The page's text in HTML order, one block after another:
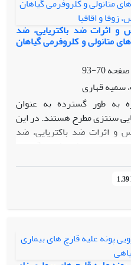
نظر ازترکیب 106 ماده تشکیل شده است که 15 ترکیب نماینده
مهمترین ترکیبات اصلی شناسایی
شده در اسانس عبارت از: آلفا- توجن (21/2%)کامفن (38/2%)،
و اثرات ضد باکتریایی، ضد
متانولی و کلروفرمی گیاهان
70-93
سمیه قهاری
به طور گسترده به عنوان
سنتزی مطرح هستند. در این
و اثرات ضد باکتریایی، ضد
متانولی و کلروفرمی گیاهان
روی پاتوژن­های مهم گیاهی که
به محصولات کشاورزی می
جداسازی و شناسایی ترکیبات
گرم منفی و نیز سه گونه
مورد بررسی قرار گرفتند.
این سه گیاه با اندازه­ گیری